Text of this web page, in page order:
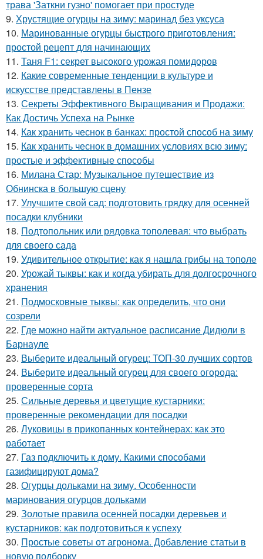
трава 'Заткни гузно' помогает при простуде
9. Хрустящие огурцы на зиму: маринад без уксуса
10. Маринованные огурцы быстрого приготовления:
простой рецепт для начинающих
11. Таня F1: секрет высокого урожая помидоров
12. Какие современные тенденции в культуре и
искусстве представлены в Пензе
13. Секреты Эффективного Выращивания и Продажи:
Как Достичь Успеха на Рынке
14. Как хранить чеснок в банках: простой способ на зиму
15. Как хранить чеснок в домашних условиях всю зиму:
простые и эффективные способы
16. Милана Стар: Музыкальное путешествие из
Обнинска в большую сцену
17. Улучшите свой сад: подготовить грядку для осенней
посадки клубники
18. Подтопольник или рядовка тополевая: что выбрать
для своего сада
19. Удивительное открытие: как я нашла грибы на тополе
20. Урожай тыквы: как и когда убирать для долгосрочного
хранения
21. Подмосковные тыквы: как определить, что они
созрели
22. Где можно найти актуальное расписание Дидюли в
Барнауле
23. Выберите идеальный огурец: ТОП-30 лучших сортов
24. Выберите идеальный огурец для своего огорода:
проверенные сорта
25. Сильные деревья и цветущие кустарники:
проверенные рекомендации для посадки
26. Луковицы в прикопанных контейнерах: как это
работает
27. Газ подключить к дому. Какими способами
газифицируют дома?
28. Огурцы дольками на зиму. Особенности
маринования огурцов дольками
29. Золотые правила осенней посадки деревьев и
кустарников: как подготовиться к успеху
30. Простые советы от агронома. Добавление статьи в
новую подборку